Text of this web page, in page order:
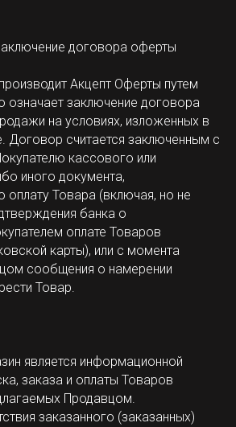
договора оферты
Акцепт Оферты путем
означает заключение договора
на условиях, изложенных в
Договор считается заключенным с
кассового или
иного документа,
Товара (включая, но не
банка о
оплате Товаров
карты), или с момента
сообщения о намерении
Товар.
является информационной
заказа и оплаты Товаров
Продавцом.
заказанного (заказанных)